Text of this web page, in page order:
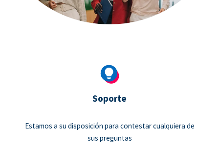
Soporte
Estamos a su disposición para contestar cualquiera de
sus preguntas